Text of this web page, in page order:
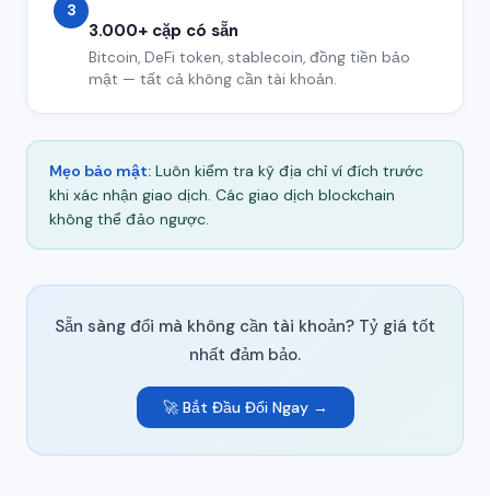
3
3.000+ cặp có sẵn
Bitcoin, DeFi token, stablecoin, đồng tiền bảo
mật — tất cả không cần tài khoản.
Mẹo bảo mật: Luôn kiểm tra kỹ địa chỉ ví đích trước
khi xác nhận giao dịch. Các giao dịch blockchain
không thể đảo ngược.
Sẵn sàng đổi mà không cần tài khoản? Tỷ giá tốt
nhất đảm bảo.
🚀 Bắt Đầu Đổi Ngay →